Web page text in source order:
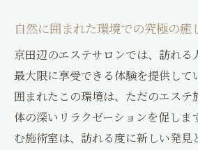
自然に囲まれた環境での究極の癒
京田辺のエステサロンでは、訪れる
最大限に享受できる体験を提供して
囲まれたこの環境は、ただのエステ
体の深いリラクゼーションを促しま
む施術室は、訪れる度に新しい発見